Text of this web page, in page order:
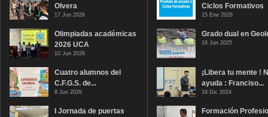
Olvera
17 Jun 2026
Olimpiadas académicas
2026 UCA
10 Jun 2026
Cuatro alumnos del
C.F.G.S. de...
8 Jun 2026
I Jornada de puertas
Ciclos Formativos
15 Ene 2026
Grado dual en
16 Jun 2025
¡Libera tu mente !
ayuda : Franciso...
18 Dic 2024
Formación